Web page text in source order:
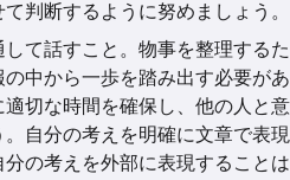
判断するように努めましょう。
して話すこと。物事を整理する
の中から一歩を踏み出す必要が
切な時間を確保し、他の人と
自分の考えを明確に文章で表
の考えを外部に表現すること